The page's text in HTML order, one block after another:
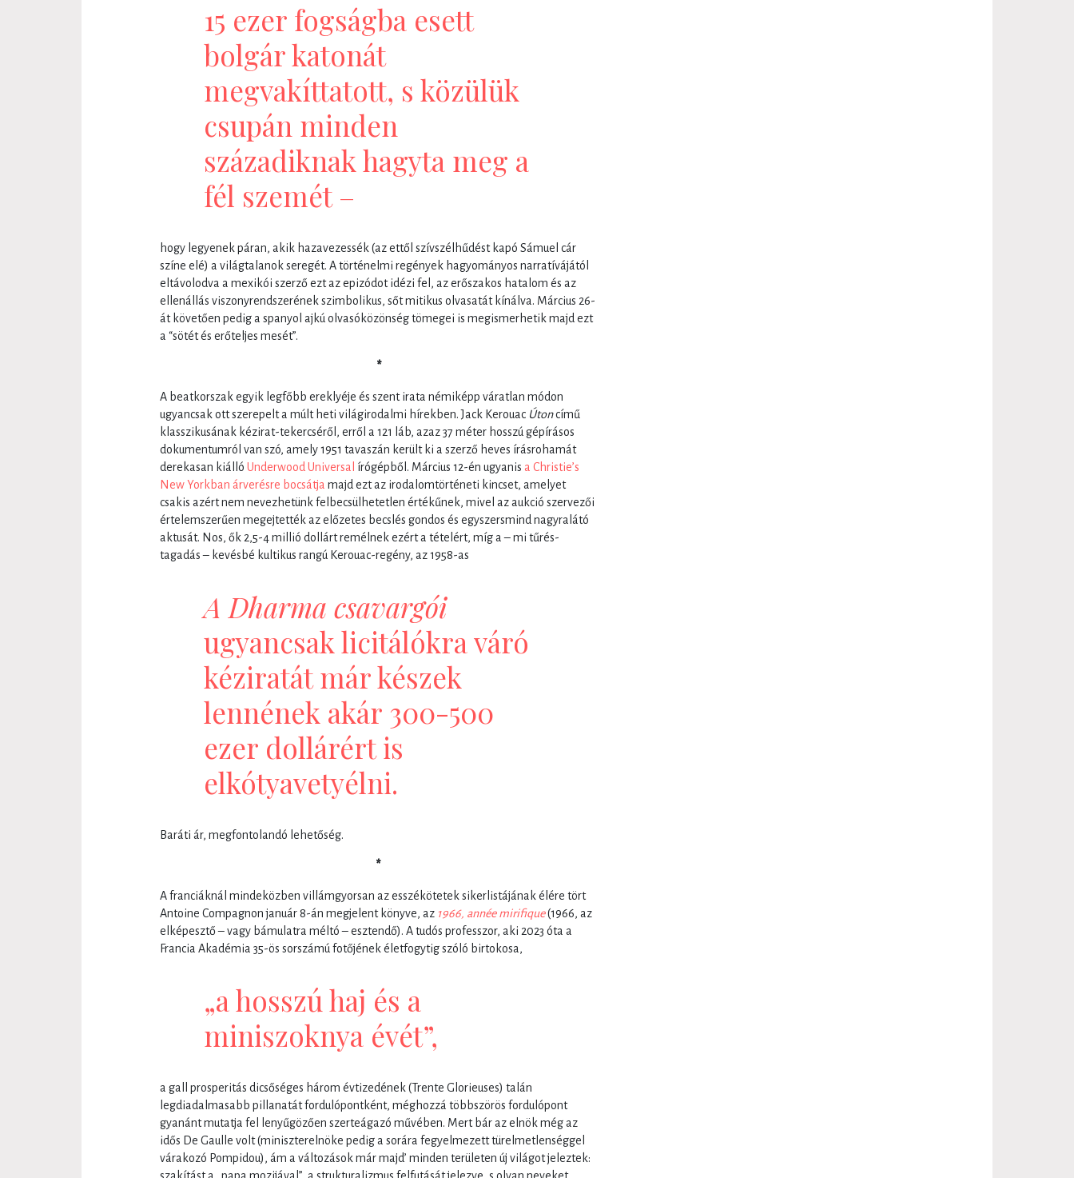
15 ezer fogságba esett
bolgár katonát
megvakíttatott, s közülük
csupán minden
századiknak hagyta meg a
fél szemét –
hogy legyenek páran, akik hazavezessék (az ettől szívszélhűdést kapó Sámuel cár
színe elé) a világtalanok seregét. A történelmi regények hagyományos narratívájától
eltávolodva a mexikói szerző ezt az epizódot idézi fel, az erőszakos hatalom és az
ellenállás viszonyrendszerének szimbolikus, sőt mitikus olvasatát kínálva. Március 26-
át követően pedig a spanyol ajkú olvasóközönség tömegei is megismerhetik majd ezt
a “sötét és erőteljes mesét”.
*
A beatkorszak egyik legfőbb ereklyéje és szent irata némiképp váratlan módon
ugyancsak ott szerepelt a múlt heti világirodalmi hírekben. Jack Kerouac Útoncímű
klasszikusának kézirat-tekercséről, erről a 121 láb, azaz 37 méter hosszú gépírásos
dokumentumról van szó, amely 1951 tavaszán került ki a szerző heves írásrohamát
derekasan kiálló Underwood Universal írógépből. Március 12-én ugyanis a Christie’s
New Yorkban árverésre bocsátja majd ezt az irodalomtörténeti kincset, amelyet
csakis azért nem nevezhetünk felbecsülhetetlen értékűnek, mivel az aukció szervezői
értelemszerűen megejtették az előzetes becslés gondos és egyszersmind nagyralátó
aktusát. Nos, ők 2,5-4 millió dollárt remélnek ezért a tételért, míg a – mi tűrés-
tagadás – kevésbé kultikus rangú Kerouac-regény, az 1958-as
A Dharma csavargói
ugyancsak licitálókra váró
kéziratát már készek
lennének akár 300-500
ezer dollárért is
elkótyavetyélni.
Baráti ár, megfontolandó lehetőség.
*
A franciáknál mindeközben villámgyorsan az esszékötetek sikerlistájának élére tört
Antoine Compagnon január 8-án megjelent könyve, az 1966, année mirifique(1966, az
elképesztő – vagy bámulatra méltó – esztendő). A tudós professzor, aki 2023 óta a
Francia Akadémia 35-ös sorszámú fotőjének életfogytig szóló birtokosa,
„a hosszú haj és a
miniszoknya évét”,
a gall prosperitás dicsőséges három évtizedének (Trente Glorieuses) talán
legdiadalmasabb pillanatát fordulópontként, méghozzá többszörös fordulópont
gyanánt mutatja fel lenyűgözően szerteágazó művében. Mert bár az elnök még az
idős De Gaulle volt (miniszterelnöke pedig a sorára fegyelmezett türelmetlenséggel
várakozó Pompidou), ám a változások már majd’ minden területen új világot jeleztek: